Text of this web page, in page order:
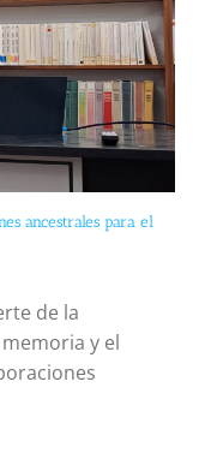
ancestrales para el
de la
y el